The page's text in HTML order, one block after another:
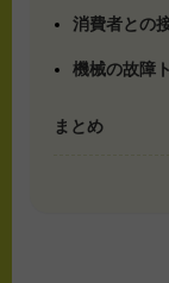
消費者との
機械の故障
まとめ